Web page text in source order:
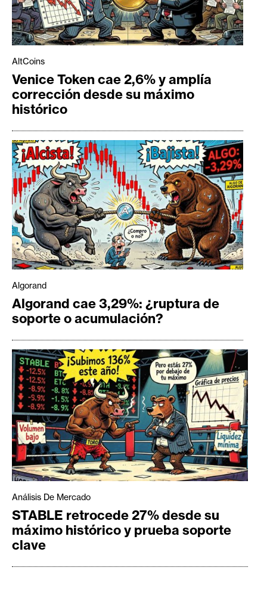
AltCoins
Venice Token cae 2,6% y amplía
corrección desde su máximo
histórico
Algorand
Algorand cae 3,29%: ¿ruptura de
soporte o acumulación?
Análisis De Mercado
STABLE retrocede 27% desde su
máximo histórico y prueba soporte
clave